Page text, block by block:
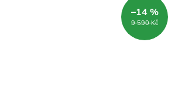
9 590 Kč
–14 %